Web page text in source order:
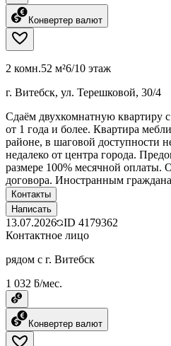
Конвертер валют
2 комн.52 м²6/10 этаж
г. Витебск, ул. Терешковой, 30/4
Сдаём двухкомнатную квартиру
от 1 года и более. Квартира
районе, в шаговой доступности
недалеко от центра города.
размере 100% месячной оплаты.
договора. Иностранным
Контакты
Написать
13.07.2026 ID 4179362
Контактное лицо
рядом с г. Витебск
1 032 ƃ/мес.
Конвертер валют